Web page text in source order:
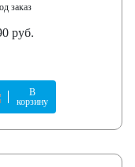
заказ
руб.
В
корзину